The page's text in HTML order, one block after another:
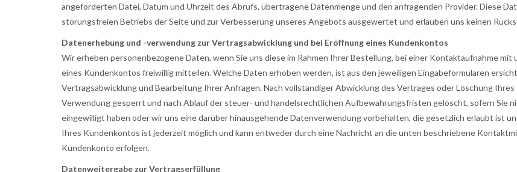
angeforderten Datei, Datum und Uhrzeit des Abrufs, übertragene Datenmenge und den anfragenden Provider. Diese
störungsfreien Betriebs der Seite und zur Verbesserung unseres Angebots ausgewertet und erlauben uns keinen
Datenerhebung und -verwendung zur Vertragsabwicklung und bei Eröffnung eines Kundenkontos
Wir erheben personenbezogene Daten, wenn Sie uns diese im Rahmen Ihrer Bestellung, bei einer Kontaktaufnahme
eines Kundenkontos freiwillig mitteilen. Welche Daten erhoben werden, ist aus den jeweiligen Eingabeformularen
Vertragsabwicklung und Bearbeitung Ihrer Anfragen. Nach vollständiger Abwicklung des Vertrages oder Löschung
Verwendung gesperrt und nach Ablauf der steuer- und handelsrechtlichen Aufbewahrungsfristen gelöscht, sofern Sie
eingewilligt haben oder wir uns eine darüber hinausgehende Datenverwendung vorbehalten, die gesetzlich erlaubt ist
Ihres Kundenkontos ist jederzeit möglich und kann entweder durch eine Nachricht an die unten beschriebene
Kundenkonto erfolgen.
Datenweitergabe zur Vertragserfüllung